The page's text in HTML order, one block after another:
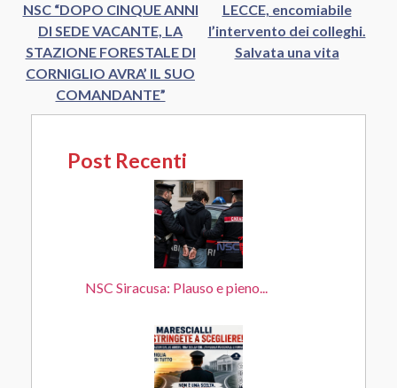
NSC “DOPO CINQUE ANNI
DI SEDE VACANTE, LA
STAZIONE FORESTALE DI
CORNIGLIO AVRA’ IL SUO
COMANDANTE”
LECCE, encomiabile
l’intervento dei colleghi.
Salvata una vita
Post Recenti
NSC Siracusa: Plauso e pieno...